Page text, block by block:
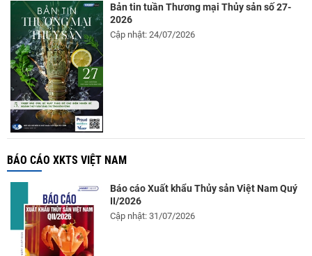
Bản tin tuần Thương mại Thủy sản số 27-
2026
Cập nhật: 24/07/2026
BÁO CÁO XKTS VIỆT NAM
Báo cáo Xuất khẩu Thủy sản Việt Nam Quý
II/2026
Cập nhật: 31/07/2026